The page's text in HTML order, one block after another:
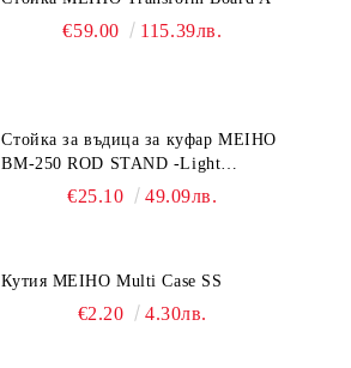
€59.00 115.39лв.
Стойка за въдица за куфар MEIHO
BM-250 ROD STAND -Light
Blue/Black color
€25.10 49.09лв.
Кутия MEIHO Multi Case SS
€2.20 4.30лв.